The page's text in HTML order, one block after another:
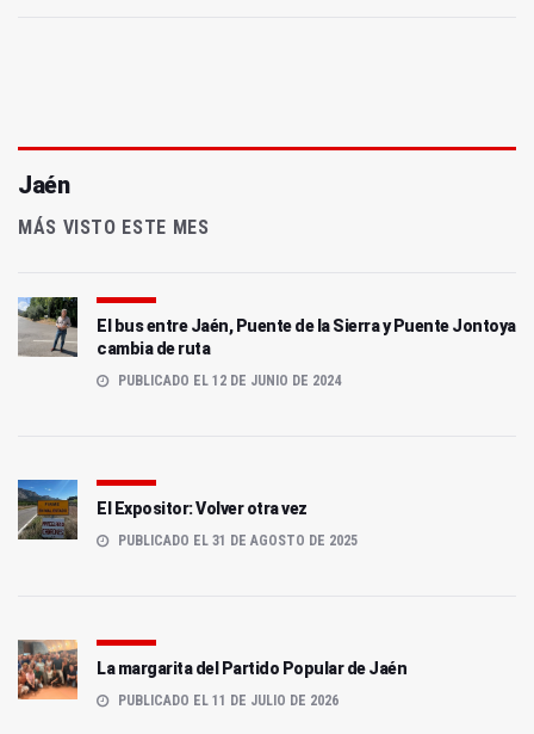
Jaén
MÁS VISTO ESTE MES
El bus entre Jaén, Puente de la Sierra y Puente Jontoya
cambia de ruta
PUBLICADO EL 12 DE JUNIO DE 2024
El Expositor: Volver otra vez
PUBLICADO EL 31 DE AGOSTO DE 2025
La margarita del Partido Popular de Jaén
PUBLICADO EL 11 DE JULIO DE 2026